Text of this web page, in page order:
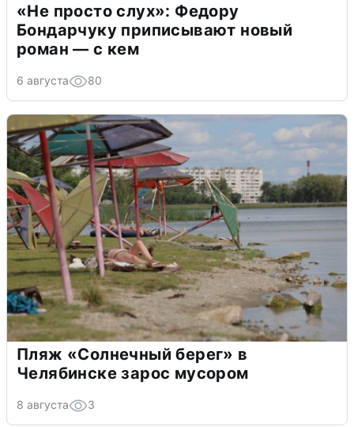
«Не просто слух»: Федору
Бондарчуку приписывают новый
роман — с кем
6 августа 80
Пляж «Солнечный берег» в
Челябинске зарос мусором
8 августа 3